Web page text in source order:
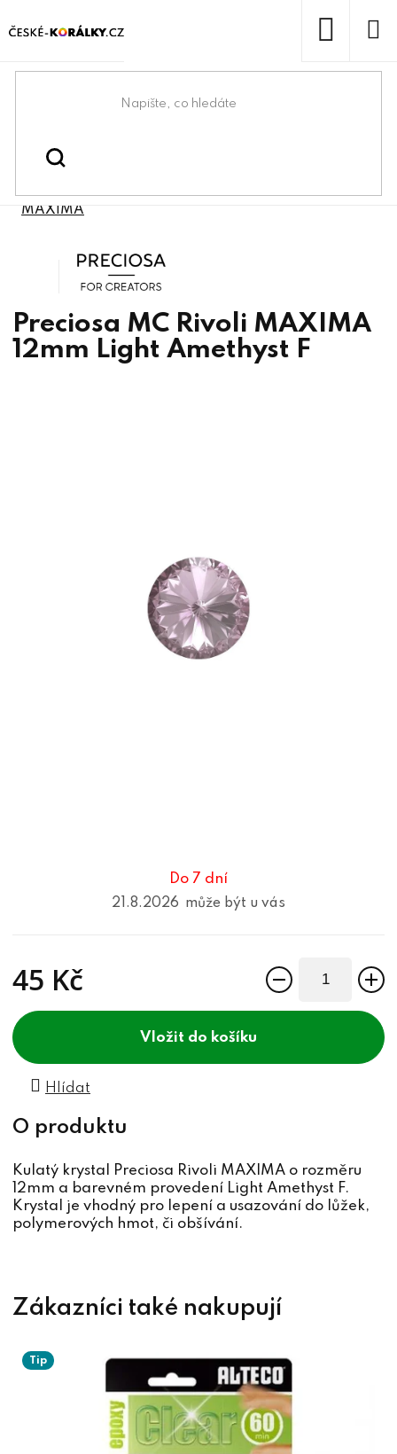
na
Domů
Preciosa® & lůžka
Preciosa® bižuterní kameny /
MAXIMA
Do 7 dní
21.8.2026
45 Kč
do košíku
Hlídat
Preciosa MC Rivoli MAXIMA
12mm Light Amethyst F
Preciosa
Kulatý krystal Preciosa Rivoli MAXIMA o rozměru
12mm a barevném provedení Light Amethyst F.
Krystal je vhodný pro lepení a usazování do lůžek,
polymerových hmot, či obšívání.
Tip